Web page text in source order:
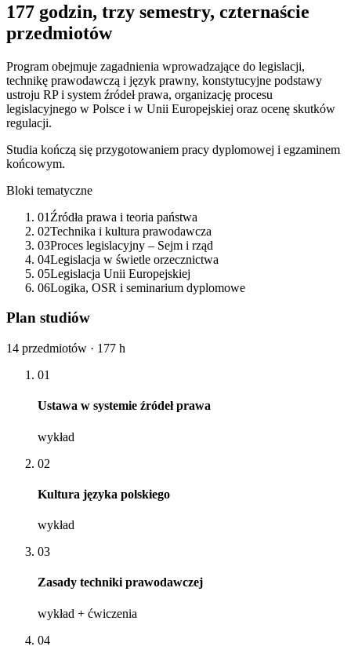
177 godzin, trzy semestry, czternaście
przedmiotów
Program obejmuje zagadnienia wprowadzające do legislacji,
technikę prawodawczą i język prawny, konstytucyjne podstawy
ustroju RP i system źródeł prawa, organizację procesu
legislacyjnego w Polsce i w Unii Europejskiej oraz ocenę skutków
regulacji.
Studia kończą się przygotowaniem pracy dyplomowej i egzaminem
końcowym.
Bloki tematyczne
01 Źródła prawa i teoria państwa
02Technika i kultura prawodawcza
03Proces legislacyjny – Sejm i rząd
04Legislacja w świetle orzecznictwa
05Legislacja Unii Europejskiej
06Logika, OSR i seminarium dyplomowe
Plan studiów
14 przedmiotów · 177 h
01
Ustawa w systemie źródeł prawa
wykład
02
Kultura języka polskiego
wykład
03
Zasady techniki prawodawczej
wykład + ćwiczenia
04